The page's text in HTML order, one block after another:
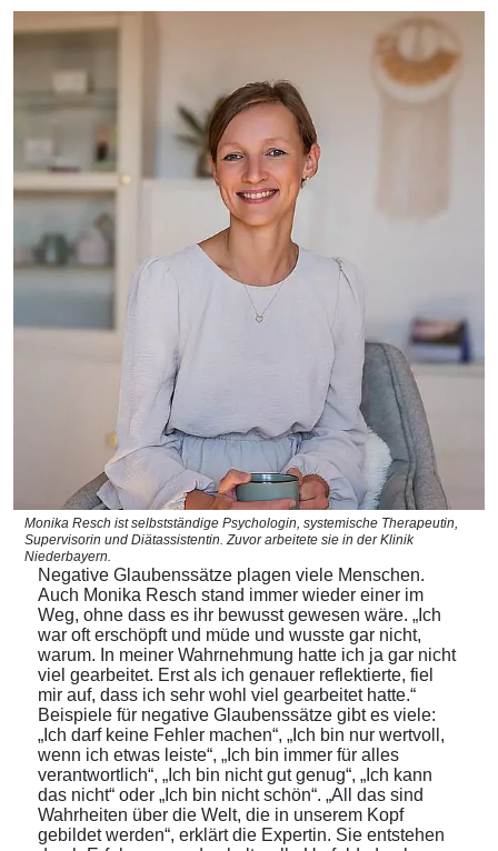
Monika Resch ist selbstständige Psychologin, systemische Therapeutin,
Supervisorin und Diätassistentin. Zuvor arbeitete sie in der Klinik
Niederbayern.
Negative Glaubenssätze plagen viele Menschen.
Auch Monika Resch stand immer wieder einer im
Weg, ohne dass es ihr bewusst gewesen wäre. „Ich
war oft erschöpft und müde und wusste gar nicht,
warum. In meiner Wahrnehmung hatte ich ja gar nicht
viel gearbeitet. Erst als ich genauer reflektierte, fiel
mir auf, dass ich sehr wohl viel gearbeitet hatte.“
Beispiele für negative Glaubenssätze gibt es viele:
„Ich darf keine Fehler machen“, „Ich bin nur wertvoll,
wenn ich etwas leiste“, „Ich bin immer für alles
verantwortlich“, „Ich bin nicht gut genug“, „Ich kann
das nicht“ oder „Ich bin nicht schön“. „All das sind
Wahrheiten über die Welt, die in unserem Kopf
gebildet werden“, erklärt die Expertin. Sie entstehen